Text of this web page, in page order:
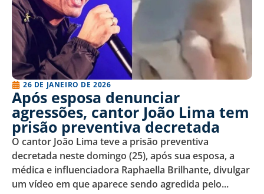
26 DE JANEIRO DE 2026
Após esposa denunciar
agressões, cantor João Lima tem
prisão preventiva decretada
O cantor João Lima teve a prisão preventiva
decretada neste domingo (25), após sua esposa, a
médica e influenciadora Raphaella Brilhante, divulgar
um vídeo em que aparece sendo agredida pelo...